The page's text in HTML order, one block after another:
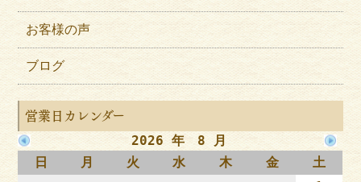
お客様の声
ブログ
営業日カレンダー
2026 年 8 月
日
月 火 水 木 金
土